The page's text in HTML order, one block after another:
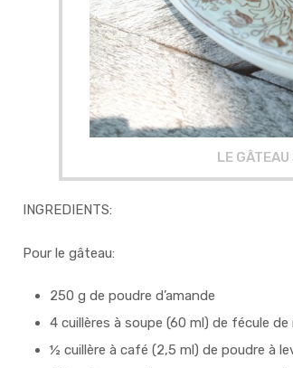
LE
INGREDIENTS:
Pour le gâteau:
250 g de poudre d’amande
4 cuillères à soupe (60 ml) de fécule de
½ cuillère à café (2,5 ml) de poudre à